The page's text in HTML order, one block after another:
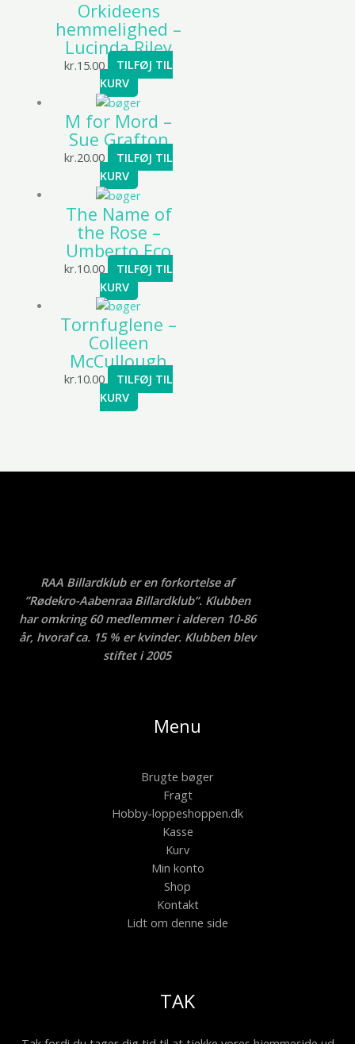
Orkideens
hemmelighed –
Lucinda Riley
kr.15.00
TILFØJ TIL
KURV
M for Mord –
Sue Grafton
kr.20.00
TILFØJ TIL
KURV
The Name of
the Rose –
Umberto Eco
kr.10.00
TILFØJ TIL
KURV
Tornfuglene –
Colleen
McCullough
kr.10.00
TILFØJ TIL
KURV
RAA Billardklub er en forkortelse af
”Rødekro-Aabenraa Billardklub”. Klubben
har omkring 60 medlemmer i alderen 10-86
år, hvoraf ca. 15 % er kvinder. Klubben blev
stiftet i 2005
Menu
Brugte bøger
Fragt
Hobby-loppeshoppen.dk
Kasse
Kurv
Min konto
Shop
Kontakt
Lidt om denne side
TAK